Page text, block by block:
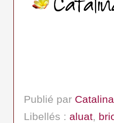
Publié par Catalina
Libellés : aluat,